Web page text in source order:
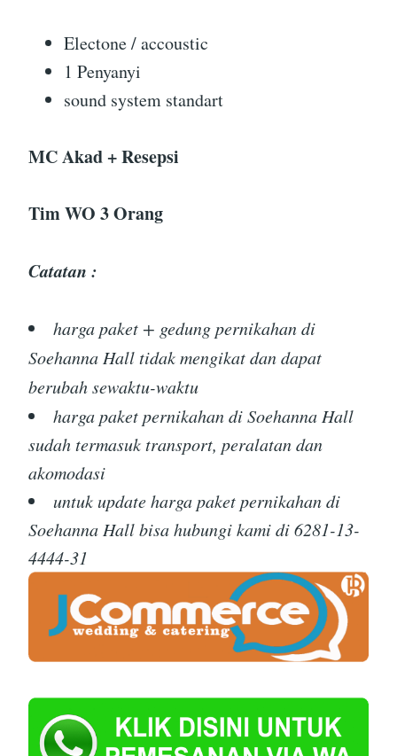
Electone / accoustic
1 Penyanyi
sound system standart
MC Akad + Resepsi
Tim WO 3 Orang
Catatan :
harga paket + gedung pernikahan di
Soehanna Hall tidak mengikat dan dapat
berubah sewaktu-waktu
harga paket pernikahan di Soehanna Hall
sudah termasuk transport, peralatan dan
akomodasi
untuk update harga paket pernikahan di
Soehanna Hall bisa hubungi kami di 6281-13-
4444-31